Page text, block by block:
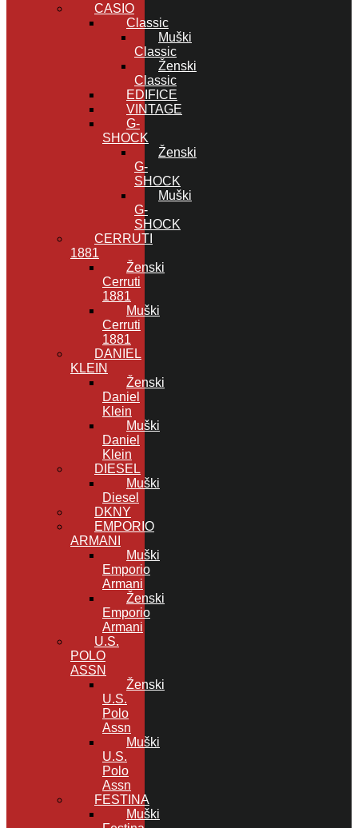
CASIO
Classic
Muški
Classic
Ženski
Classic
EDIFICE
VINTAGE
G-
SHOCK
Ženski
G-
SHOCK
Muški
G-
SHOCK
CERRUTI
1881
Ženski
Cerruti
1881
Muški
Cerruti
1881
DANIEL
KLEIN
Ženski
Daniel
Klein
Muški
Daniel
Klein
DIESEL
Muški
Diesel
DKNY
EMPORIO
ARMANI
Muški
Emporio
Armani
Ženski
Emporio
Armani
U.S.
POLO
ASSN
Ženski
U.S.
Polo
Assn
Muški
U.S.
Polo
Assn
FESTINA
Muški